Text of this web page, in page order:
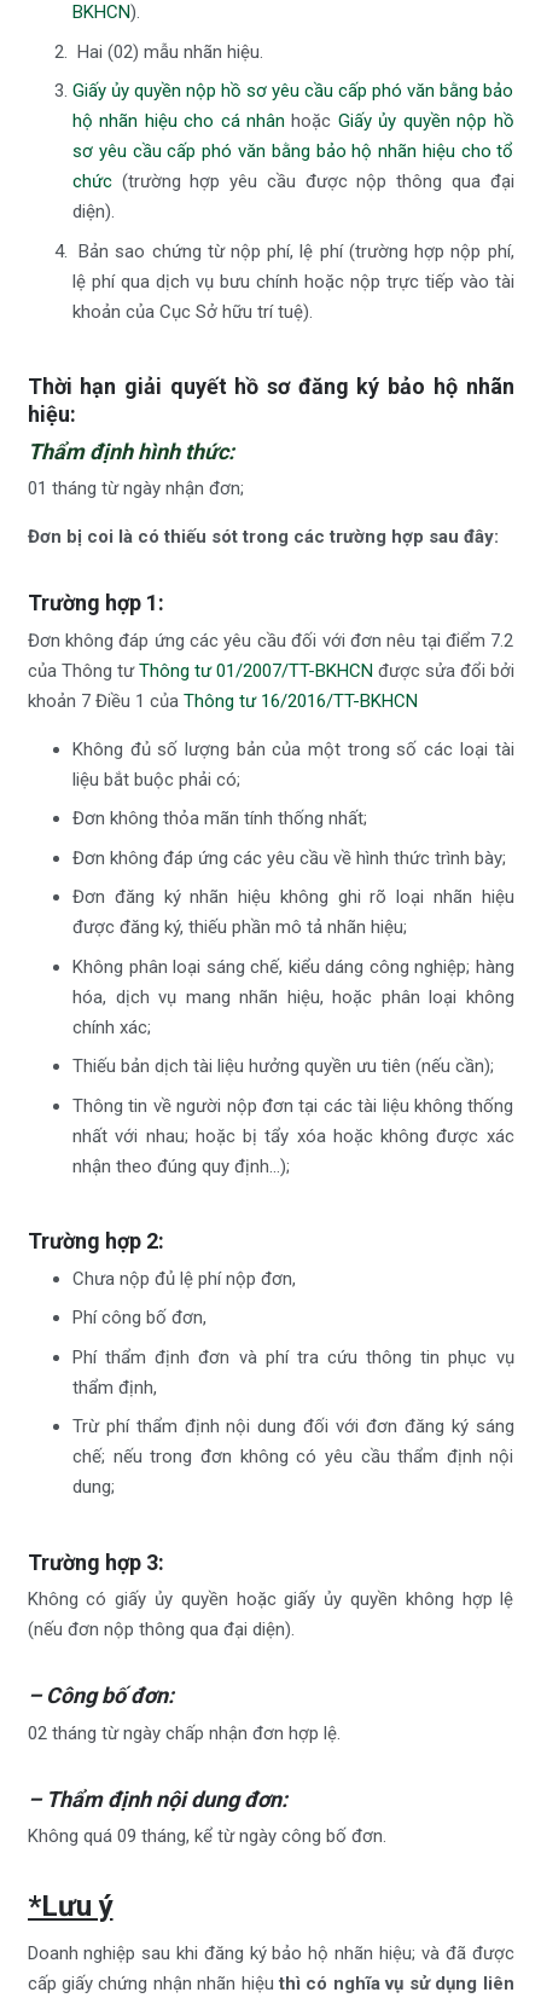
BKHCN).
Hai (02) mẫu nhãn hiệu.
Giấy ủy quyền nộp hồ sơ yêu cầu cấp phó văn bằng bảo
hộ nhãn hiệu cho cá nhân hoặc Giấy ủy quyền nộp hồ
sơ yêu cầu cấp phó văn bằng bảo hộ nhãn hiệu cho tổ
chức (trường hợp yêu cầu được nộp thông qua đại
diện).
Bản sao chứng từ nộp phí, lệ phí (trường hợp nộp phí,
lệ phí qua dịch vụ bưu chính hoặc nộp trực tiếp vào tài
khoản của Cục Sở hữu trí tuệ).
Thời hạn giải quyết hồ sơ đăng ký bảo hộ nhãn
hiệu:
Thẩm định hình thức:
01 tháng từ ngày nhận đơn;
Đơn bị coi là có thiếu sót trong các trường hợp sau đây:
Trường hợp 1:
Đơn không đáp ứng các yêu cầu đối với đơn nêu tại điểm 7.2
của Thông tưThông tư 01/2007/TT-BKHCN được sửa đổi bởi
khoản 7 Điều 1 của Thông tư 16/2016/TT-BKHCN
Không đủ số lượng bản của một trong số các loại tài
liệu bắt buộc phải có;
Đơn không thỏa mãn tính thống nhất;
Đơn không đáp ứng các yêu cầu về hình thức trình bày;
Đơn đăng ký nhãn hiệu không ghi rõ loại nhãn hiệu
được đăng ký, thiếu phần mô tả nhãn hiệu;
Không phân loại sáng chế, kiểu dáng công nghiệp; hàng
hóa, dịch vụ mang nhãn hiệu, hoặc phân loại không
chính xác;
Thiếu bản dịch tài liệu hưởng quyền ưu tiên (nếu cần);
Thông tin về người nộp đơn tại các tài liệu không thống
nhất với nhau; hoặc bị tẩy xóa hoặc không được xác
nhận theo đúng quy định…);
Trường hợp 2:
Chưa nộp đủ lệ phí nộp đơn,
Phí công bố đơn,
Phí thẩm định đơn và phí tra cứu thông tin phục vụ
thẩm định,
Trừ phí thẩm định nội dung đối với đơn đăng ký sáng
chế; nếu trong đơn không có yêu cầu thẩm định nội
dung;
Trường hợp 3:
Không có giấy ủy quyền hoặc giấy ủy quyền không hợp lệ
(nếu đơn nộp thông qua đại diện).
– Công bố đơn:
02 tháng từ ngày chấp nhận đơn hợp lệ.
– Thẩm định nội dung đơn:
Không quá 09 tháng, kể từ ngày công bố đơn.
*Lưu ý
Doanh nghiệp sau khi đăng ký bảo hộ nhãn hiệu; và đã được
cấp giấy chứng nhận nhãn hiệu thì có nghĩa vụ sử dụng liên